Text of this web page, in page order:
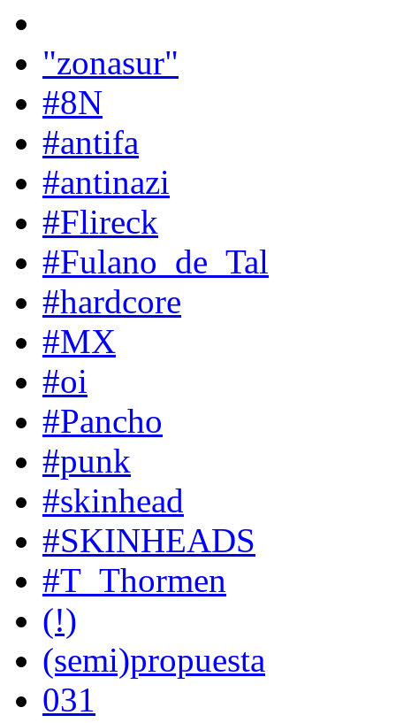
"zonasur"
#8N
#antifa
#antinazi
#Flireck
#Fulano_de_Tal
#hardcore
#MX
#oi
#Pancho
#punk
#skinhead
#SKINHEADS
#T_Thormen
(!)
(semi)propuesta
031